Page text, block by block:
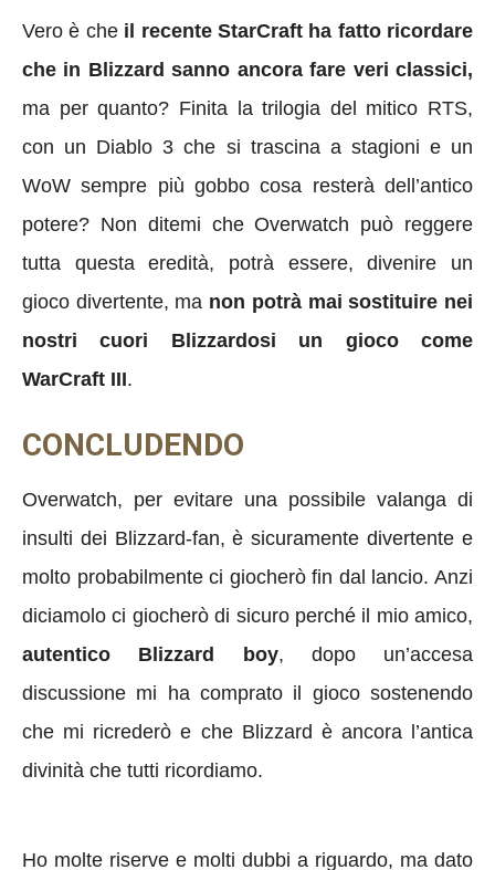
Vero è che il recente StarCraft ha fatto ricordare
che in Blizzard sanno ancora fare veri classici,
ma per quanto? Finita la trilogia del mitico RTS,
con un Diablo 3 che si trascina a stagioni e un
WoW sempre più gobbo cosa resterà dell’antico
potere? Non ditemi che Overwatch può reggere
tutta questa eredità, potrà essere, divenire un
gioco divertente, ma non potrà mai sostituire nei
nostri cuori Blizzardosi un gioco come
WarCraft III.
CONCLUDENDO
Overwatch, per evitare una possibile valanga di
insulti dei Blizzard-fan, è sicuramente divertente e
molto probabilmente ci giocherò fin dal lancio. Anzi
diciamolo ci giocherò di sicuro perché il mio amico,
autentico Blizzard boy, dopo un’accesa
discussione mi ha comprato il gioco sostenendo
che mi ricrederò e che Blizzard è ancora l’antica
divinità che tutti ricordiamo.
Ho molte riserve e molti dubbi a riguardo, ma dato